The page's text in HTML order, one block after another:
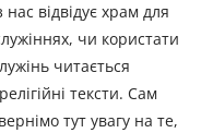
відвідує храм для
чи користати
читається
тексти. Сам
тут увагу на те,